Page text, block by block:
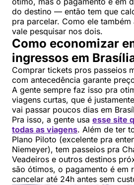
do destino — então tem que
pra parcelar. Como ele
vale pesquisar nos dois.
Como economizar
ingressos em
Comprar tickets pros passeios
com antecedência garante
A gente sempre faz isso pra
viagens curtas, que é
vai passar poucos dias em
Pra isso, a gente usa esse site
todas as viagens. Além de ter
Plano Piloto (excelente pra
Niemeyer), tem passeios pra
Veadeiros e outros destinos
são ótimos, o pagamento é em
cancelar até 24h antes sem